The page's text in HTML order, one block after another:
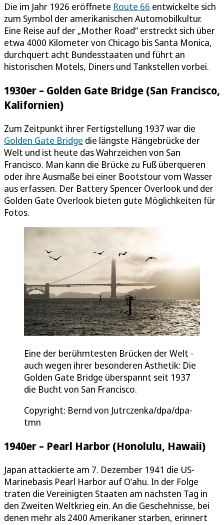
Die im Jahr 1926 eröffnete Route 66 entwickelte sich
zum Symbol der amerikanischen Automobilkultur.
Eine Reise auf der „Mother Road“ erstreckt sich über
etwa 4000 Kilometer von Chicago bis Santa Monica,
durchquert acht Bundesstaaten und führt an
historischen Motels, Diners und Tankstellen vorbei.
1930er – Golden Gate Bridge (San Francisco,
Kalifornien)
Zum Zeitpunkt ihrer Fertigstellung 1937 war die
Golden Gate Bridge die längste Hängebrücke der
Welt und ist heute das Wahrzeichen von San
Francisco. Man kann die Brücke zu Fuß überqueren
oder ihre Ausmaße bei einer Bootstour vom Wasser
aus erfassen. Der Battery Spencer Overlook und der
Golden Gate Overlook bieten gute Möglichkeiten für
Fotos.
Eine der berühmtesten Brücken der Welt -
auch wegen ihrer besonderen Ästhetik: Die
Golden Gate Bridge überspannt seit 1937
die Bucht von San Francisco.
Copyright: Bernd von Jutrczenka/dpa/dpa-
tmn
1940er – Pearl Harbor (Honolulu, Hawaii)
Japan attackierte am 7. Dezember 1941 die US-
Marinebasis Pearl Harbor auf Oʻahu. In der Folge
traten die Vereinigten Staaten am nächsten Tag in
den Zweiten Weltkrieg ein. An die Geschehnisse, bei
denen mehr als 2400 Amerikaner starben, erinnert